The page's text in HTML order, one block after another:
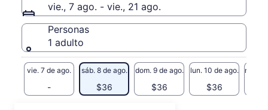
vie., 7 ago. - vie., 21 ago.
Personas
1 adulto
vie. 7 de ago.
-
sáb. 8 de ago.
$36
dom. 9 de ago.
$36
lun. 10 de ago.
$36
mar.